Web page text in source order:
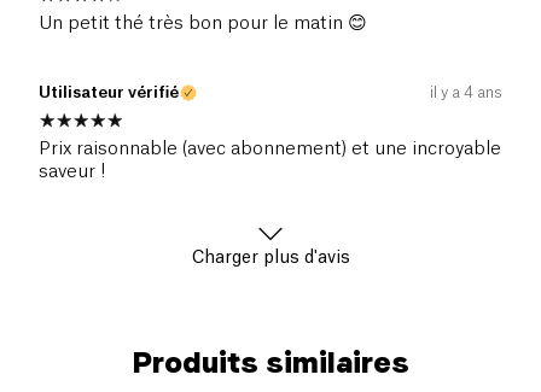
Un petit thé très bon pour le matin 😊
Utilisateur vérifié il y a 4 ans
Prix raisonnable (avec abonnement) et une incroyable
saveur !
Charger plus d'avis
Produits similaires